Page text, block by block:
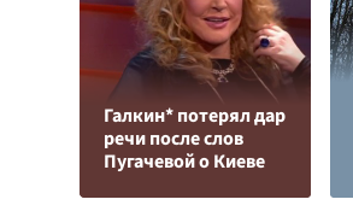
Галкин* потерял дар
речи после слов
Пугачевой о Киеве